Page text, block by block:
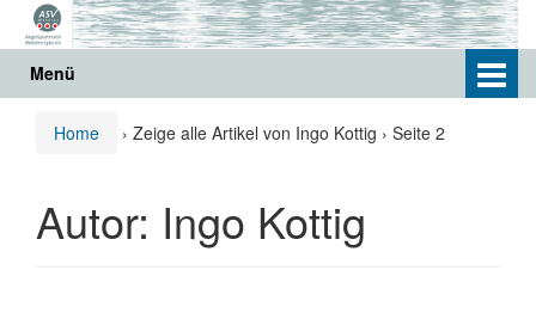
Springe
zum
Hauptmenü
Menü
Home › Zeige alle Artikel von Ingo Kottig › Seite 2
Autor: Ingo Kottig